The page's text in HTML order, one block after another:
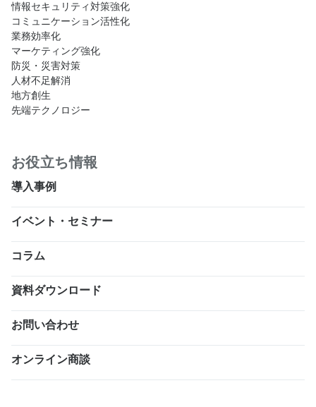
情報セキュリティ対策強化
コミュニケーション活性化
業務効率化
マーケティング強化
防災・災害対策
人材不足解消
地方創生
先端テクノロジー
お役立ち情報
導入事例
イベント・セミナー
コラム
資料ダウンロード
お問い合わせ
オンライン商談